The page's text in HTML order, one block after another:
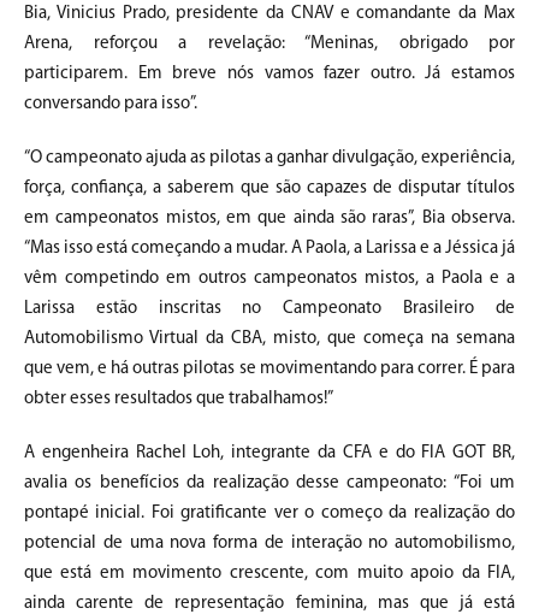
Bia, Vinicius Prado, presidente da CNAV e comandante da Max
Arena, reforçou a revelação: “Meninas, obrigado por
participarem. Em breve nós vamos fazer outro. Já estamos
conversando para isso”.
“O campeonato ajuda as pilotas a ganhar divulgação, experiência,
força, confiança, a saberem que são capazes de disputar títulos
em campeonatos mistos, em que ainda são raras”, Bia observa.
“Mas isso está começando a mudar. A Paola, a Larissa e a Jéssica já
vêm competindo em outros campeonatos mistos, a Paola e a
Larissa estão inscritas no Campeonato Brasileiro de
Automobilismo Virtual da CBA, misto, que começa na semana
que vem, e há outras pilotas se movimentando para correr. É para
obter esses resultados que trabalhamos!”
A engenheira Rachel Loh, integrante da CFA e do FIA GOT BR,
avalia os benefícios da realização desse campeonato: “Foi um
pontapé inicial. Foi gratificante ver o começo da realização do
potencial de uma nova forma de interação no automobilismo,
que está em movimento crescente, com muito apoio da FIA,
ainda carente de representação feminina, mas que já está